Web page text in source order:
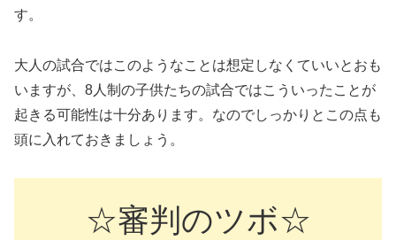
す。
大人の試合ではこのようなことは想定しなくていいとおも
いますが、8人制の子供たちの試合ではこういったことが
起きる可能性は十分あります。なのでしっかりとこの点も
頭に入れておきましょう。
☆審判のツボ☆